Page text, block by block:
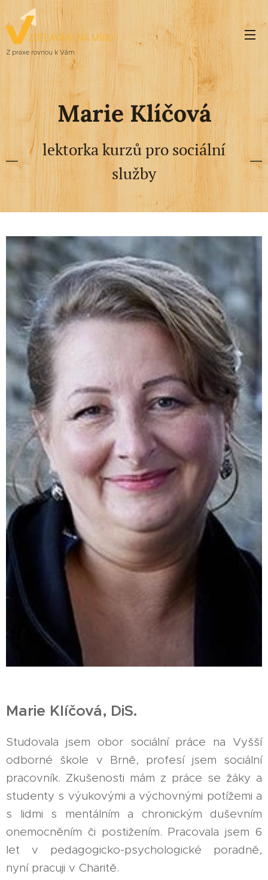
Z praxe rovnou k Vám
Marie Klíčová
lektorka kurzů pro sociální
služby
Marie Klíčová, DiS.
Studovala jsem obor sociální práce na Vyšší
odborné škole v Brně, profesí jsem sociální
pracovník. Zkušenosti mám z práce se žáky a
studenty s výukovými a výchovnými potížemi a
s lidmi s mentálním a chronickým duševním
onemocněním či postižením. Pracovala jsem 6
let v pedagogicko-psychologické poradně,
nyní pracuji v Charitě.